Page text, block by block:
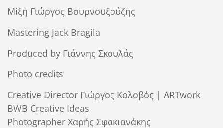
Miξη Γιώργος Βουρνουξούζης
Mastering Jack Bragila
Produced by Γιάννης Σκουλάς
Photo credits
Creative Director Γιώργος Κολοβός | ARTwork
BWB Creative Ideas
Photographer Χαρής Σφακιανάκης